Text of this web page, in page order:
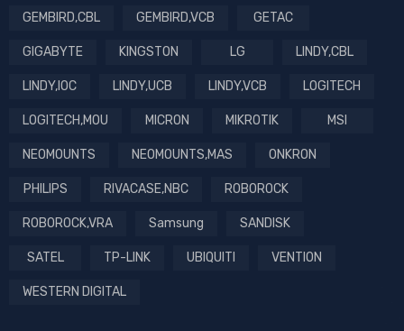
GEMBIRD,CBL GEMBIRD,VCB GETAC
GIGABYTE KINGSTON LG LINDY,CBL
LINDY,IOC LINDY,UCB LINDY,VCB LOGITECH
LOGITECH,MOU MICRON MIKROTIK MSI
NEOMOUNTS NEOMOUNTS,MAS ONKRON
PHILIPS RIVACASE,NBC ROBOROCK
ROBOROCK,VRA Samsung SANDISK
SATEL TP-LINK UBIQUITI VENTION
WESTERN DIGITAL